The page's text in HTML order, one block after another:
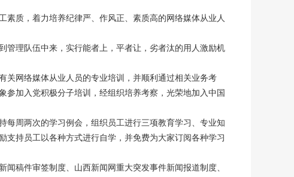
质，着力培养纪律严、作风正、素质高的网络媒体从业人
理队伍中来，实行能者上，平者让，劣者汰的用人激励机
网络媒体从业人员的专业培训，并顺利通过相关业务考
加入党积极分子培训，经组织培养考察，光荣地加入中国
周两次的学习例会，组织员工进行三项教育学习、专业知
持员工以各种方式进行自学，并免费为大家订阅各种学习
稿件审签制度、山西新闻网重大突发事件新闻报道制度、